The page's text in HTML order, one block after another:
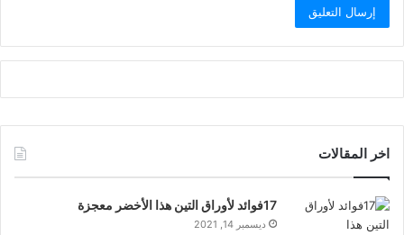
اخر المقالات
17فوائد لأوراق التين هذا الأخضر معجزة
ديسمبر 14, 2021